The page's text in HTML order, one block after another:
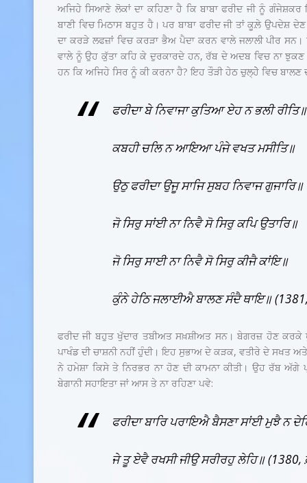
ਅਜਿਹੇ ਸਿਆਣੇ ਲੋਕਾਂ ਦਾ ਕਹਿਣਾ ਹੈ ਕਿ ਬਾਬਾ ਫਰੀਦ ਜੀ ਨੂੰ ਗੰਜੇਸ਼ਕਰ
ਬਾਣੀ ਵਿਚ ਮਿਠਾਸ ਬਹੁਤ ਹੈ। ਪਰ ਬਾਬਾ ਫਰੀਦ ਜੀ ਤਾਂ ਕੂਲ਼ੇ ਉਪਦੇਸ਼
ਦਾ ਕਰੜੇ ਲਫਜ਼ਾਂ ਵਿਚ ਕਰੜਾ ਭੈਅ ਪੈਦਾ ਕਰਨ ਵਾਲੇ ਜਲਾਲੀ ਪੀਰ
ਵਾਲੇ ਨੂੰ ਉਹ ਕੁੱਤਾ ਕਹਿ ਕੇ ਦੁਰਕਾਰਦੇ ਹਨ, ਰੱਬ ਦੇ ਅਦਬ ਵਿਚ ਨਾ
ਹਨ ਕਿ ਅਜਿਹੇ ਸਿਰ ਨੂੰ ਕੀ ਕਰਨਾ ਹੈ? ਇਹ ਤੌੜੀ ਹੇਠ ਚੁਲ੍ਹੇੇ ਵਿਚ ਬਾਲਣ
ਫਰੀਦਾ ਬੇ ਨਿਵਾਜਾ ਕੁਤਿਆ ਏਹ ਨ ਭਲੀ ਰੀਤਿ॥
ਕਬਹੀ ਚਲਿ ਨ ਆਇਆ ਪੰਜੇ ਵਖਤ ਮਸੀਤਿ॥
ਉਠੁ ਫਰੀਦਾ ਉਜੂ ਸਾਜਿ ਸੁਬਹ ਨਿਵਾਜ ਗੁਜਾਰਿ॥
ਜੋ ਸਿਰੁ ਸਾਂਈ ਨਾ ਨਿਵੈ ਸੋ ਸਿਰੁ ਕਪਿ ਉਤਾਰਿ॥
ਜੋ ਸਿਰੁ ਸਾਈ ਨਾ ਨਿਵੈ ਸੋ ਸਿਰੁ ਕੀਜੈ ਕਾਂਇ॥
ਕੁੰਨੇ ਹੇਠਿ ਜਲਾਈਐ ਬਾਲਣ ਸੰਦੈ ਥਾਇ॥ (1381
ਫਰੀਦ ਜੀ ਬਹੁਤ ਖੁੱਦਾਰ ਤਬੀਅਤ ਸਖ਼ਸ਼ੀਅਤ ਸਨ। ਬੇਗਰਜ਼ ਹੋਣ ਕਰਕੇ
ਪਾਖੰਡ ਦੀ ਚਾਸ਼ਨੀ ਨਹੀਂ ਹੁੰਦੀ। ਇਹ ਸੁਭਾਅ ਦੇ ਕੜਕ, ਵਤੀਰੇ ਦੇ ਸਖਤ
ਨੇ ਹਮੇਸ਼ਾ ਕਿਸੇ ਤੇ ਨਿਰਭਰ ਨਾ ਹੋਣ ਦੀ ਕਾਮਨਾ ਕੀਤੀ। ਉਹ ਰੱਬ
ਬੇਗਾਨੀ ਸਹਾਇਤਾ ਜਾਂ ਆਸ ਤੇ ਨਾ ਰਹਿਣਾ ਪਵੇ:
ਫਰੀਦਾ ਬਾਰਿ ਪਰਾਇਐ ਬੈਸਣਾ ਸਾਂਈ ਮੁਝੈ ਨ
ਜੇ ਤੂ ਏਵੈ ਰਖਸੀ ਜੀਉ ਸਰੀਰਹੁ ਲੇਹਿ॥ (1380,